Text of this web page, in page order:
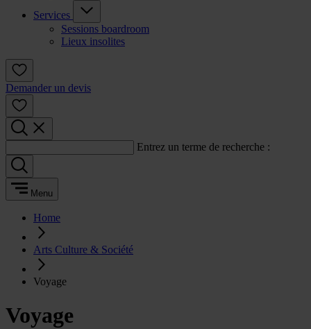
Services
Sessions boardroom
Lieux insolites
Demander un devis
Entrez un terme de recherche :
Menu
Home
Arts Culture & Société
Voyage
Voyage